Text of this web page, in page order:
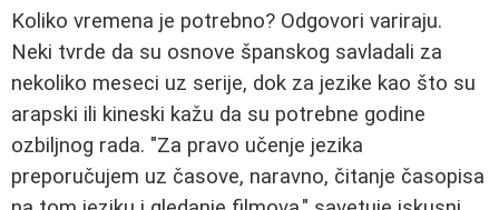
Koliko vremena je potrebno? Odgovori variraju.
Neki tvrde da su osnove španskog savladali za
nekoliko meseci uz serije, dok za jezike kao što su
arapski ili kineski kažu da su potrebne godine
ozbiljnog rada. "Za pravo učenje jezika
preporučujem uz časove, naravno, čitanje časopisa